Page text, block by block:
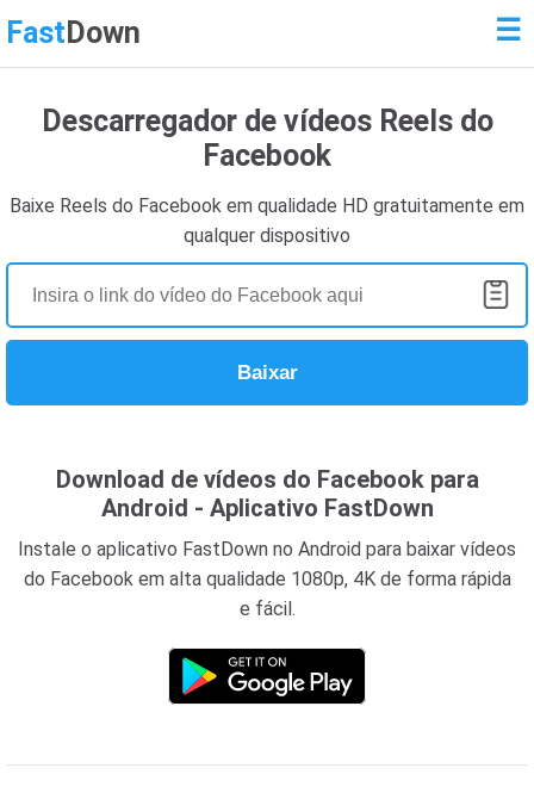
Fast Down ☰
Descarregador de vídeos Reels do
Facebook
Baixe Reels do Facebook em qualidade HD gratuitamente em
qualquer dispositivo
Baixar
Download de vídeos do Facebook para
Android - Aplicativo FastDown
Instale o aplicativo FastDown no Android para baixar vídeos
do Facebook em alta qualidade 1080p, 4K de forma rápida
e fácil.